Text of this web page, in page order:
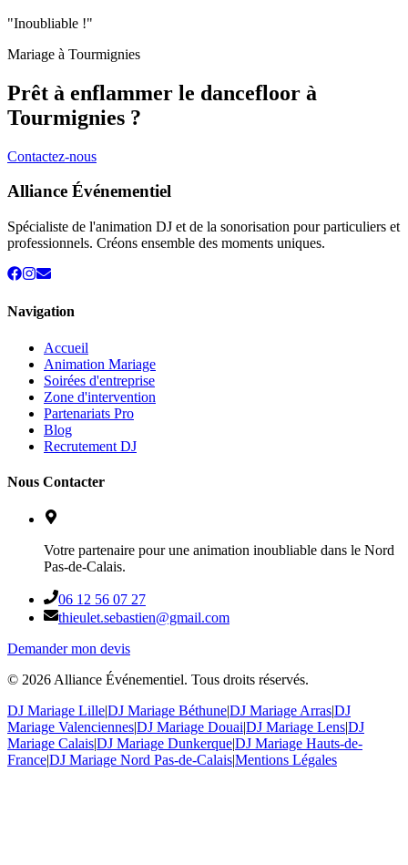
"Inoubliable !"
Mariage à Tourmignies
Prêt à enflammer le dancefloor à
Tourmignies ?
Contactez-nous
Alliance Événementiel
Spécialiste de l'animation DJ et de la sonorisation pour particuliers et
professionnels. Créons ensemble des moments uniques.
Navigation
Accueil
Animation Mariage
Soirées d'entreprise
Zone d'intervention
Partenariats Pro
Blog
Recrutement DJ
Nous Contacter
Votre partenaire pour une animation inoubliable dans le Nord
Pas-de-Calais.
06 12 56 07 27
thieulet.sebastien@gmail.com
Demander mon devis
© 2026 Alliance Événementiel. Tous droits réservés.
DJ Mariage Lille|DJ Mariage Béthune|DJ Mariage Arras|DJ
Mariage Valenciennes|DJ Mariage Douai|DJ Mariage Lens|DJ
Mariage Calais|DJ Mariage Dunkerque|DJ Mariage Hauts-de-
France|DJ Mariage Nord Pas-de-Calais|Mentions Légales